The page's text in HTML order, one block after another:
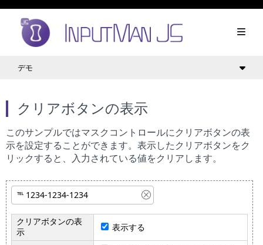
デモ
クリアボタンの表示
このサンプルではマスクコントロールにクリアボタンの表
示を設定することができます。表示したクリアボタンをク
リックすると、入力されている値をクリアします。